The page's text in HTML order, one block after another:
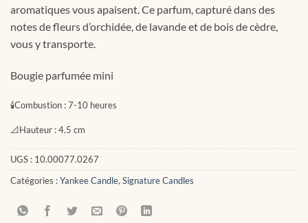
aromatiques vous apaisent. Ce parfum, capturé dans des
notes de fleurs d’orchidée, de lavande et de bois de cèdre,
vous y transporte.
Bougie parfumée mini
🕯Combustion :7-10 heures
📐Hauteur :4.5 cm
UGS : 10.00077.0267
Catégories :Yankee Candle, Signature Candles